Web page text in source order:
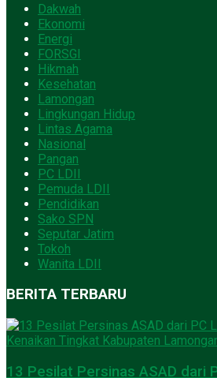
Dakwah
Ekonomi
Energi
FORSGI
Hikmah
Kesehatan
Lamongan
Lingkungan Hidup
Lintas Agama
Nasional
Pangan
PC LDII
Pemuda LDII
Pendidikan
Sako SPN
Seputar Jatim
Tokoh
Wanita LDII
BERITA TERBARU
13 Pesilat Persinas ASAD dari